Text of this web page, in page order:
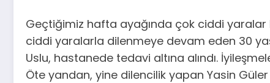
Geçtiğimiz hafta ayağında çok ciddi yaralar
ciddi yaralarla dilenmeye devam eden 30
Uslu, hastanede tedavi altına alındı.
Öte yandan, yine dilencilik yapan Yasin